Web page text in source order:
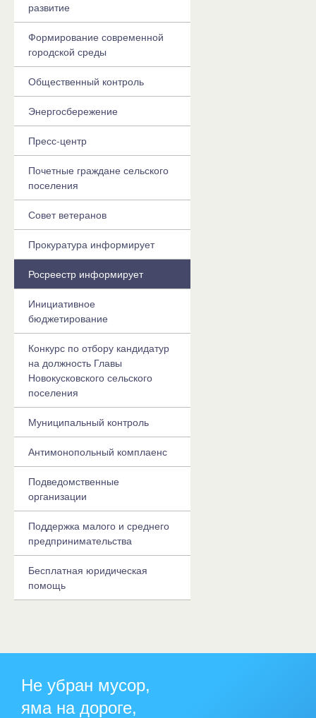
развитие
Формирование современной
городской среды
Общественный контроль
Энергосбережение
Пресс-центр
Почетные граждане сельского
поселения
Совет ветеранов
Прокуратура информирует
Росреестр информирует
Инициативное
бюджетирование
Конкурс по отбору кандидатур
на должность Главы
Новокусковского сельского
поселения
Муниципальный контроль
Антимонопольный комплаенс
Подведомственные
организации
Поддержка малого и среднего
предпринимательства
Бесплатная юридическая
помощь
Не убран мусор,
яма на дороге,